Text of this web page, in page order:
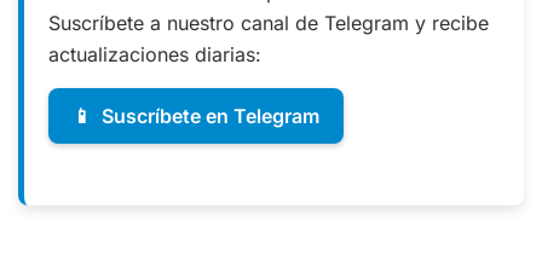
Suscríbete a nuestro canal de Telegram y recibe
actualizaciones diarias:
📱 Suscríbete en Telegram